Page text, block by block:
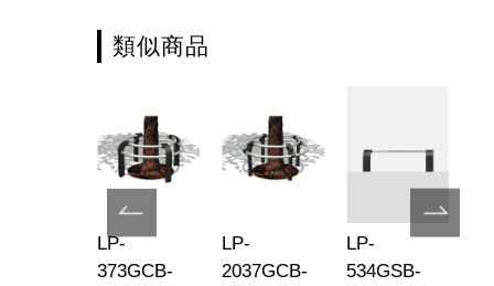
類似商品
LP-
373GCB-
LP-
2037GCB-
LP-
534GSB-